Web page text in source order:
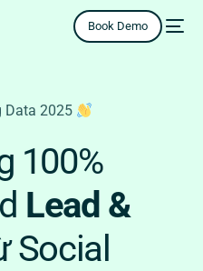
Book Demo
Data 2025
100%
Lead &
Socia